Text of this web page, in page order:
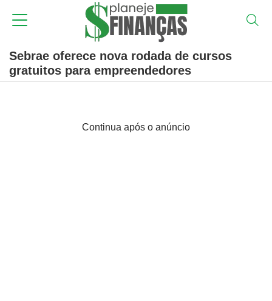
Sebrae oferece nova rodada de cursos
gratuitos para empreendedores
Continua após o anúncio